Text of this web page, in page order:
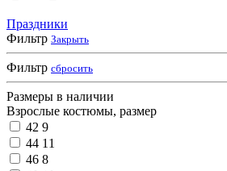
Праздники
Фильтр Закрыть
Фильтр сбросить
Размеры в наличии
Взрослые костюмы, размер
42 9
44 11
46 8